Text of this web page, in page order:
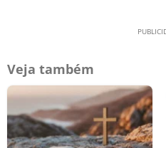
Veja também